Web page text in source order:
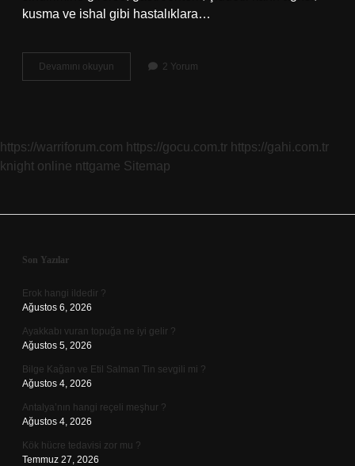
kusma ve ishal gibi hastalıklara…
Devamını okuyun
Gümüş
2 Yorum
https://warriforum.com https://gocu.com.tr https://gahi.com.tr
knight online nttgame Sitemap
Sidebar
Son Yazılar
Erok hangi ildedir ?
Ağustos 6, 2026
Ayakkabı vuran topuğa ne iyi gelir ?
Ağustos 5, 2026
Bilge Kağan ve Etil Salman Tin sevgili mi ?
Ağustos 4, 2026
Antalya’nın hangi reçeli meşhur ?
Ağustos 4, 2026
Kök hücre tedavisi zor mu ?
Temmuz 27, 2026